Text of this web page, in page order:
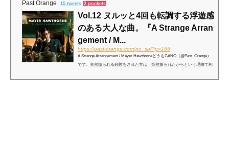
Past Orange 15 tweets 2 pockets
Vol.12 ヌルッと4回も転調する浮遊感
のある大人な曲。『A Strange Arran
gement / M...
https://past-orange.com/po_sp/?p=165
A Strange Arrangement / Mayer HawthorneどうもGANO（@Past_Orange）
です。突然振られる経験をされた方は、突然振られたからという理由で相